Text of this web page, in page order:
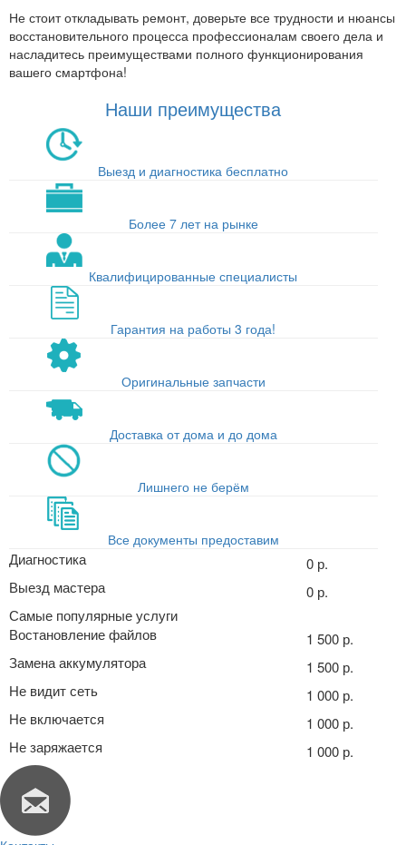
Не стоит откладывать ремонт, доверьте все трудности и нюансы
восстановительного процесса профессионалам своего дела и
насладитесь преимуществами полного функционирования
вашего смартфона!
Наши преимущества
Выезд и диагностика бесплатно
Более 7 лет на рынке
Квалифицированные специалисты
Гарантия на работы 3 года!
Оригинальные запчасти
Доставка от дома и до дома
Лишнего не берём
Все документы предоставим
Диагностика
0 р.
Выезд мастера
0 р.
Самые популярные услуги
Востановление файлов
1 500 р.
Замена аккумулятора
1 500 р.
Не видит сеть
1 000 р.
Не включается
1 000 р.
Не заряжается
1 000 р.